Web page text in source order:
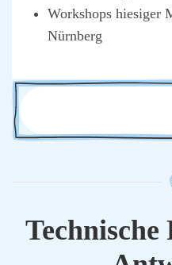
Work­shops hie­si­ger
Nürn­berg